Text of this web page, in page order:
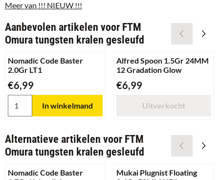
Meer van !!! NIEUW !!!
Aanbevolen artikelen voor FTM
Omura tungsten kralen gesleufd
Nomadic Code Baster
2.0Gr LT1
Prijs: 6,99
€6,99
In winkelmand
Alfred Spoon 1.5Gr 24MM
12 Gradation Glow
Prijs: 6,99
€6,99
Uitverkocht
Alternatieve artikelen voor FTM
Omura tungsten kralen gesleufd
Nomadic Code Baster
Mukai Plugnist Floating